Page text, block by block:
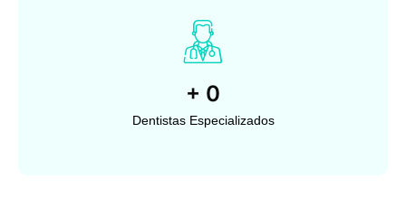
+ 0
Dentistas Especializados